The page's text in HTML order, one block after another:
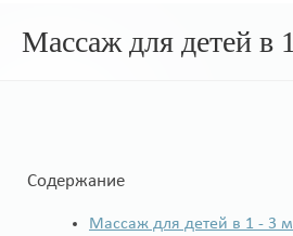
Массаж для детей в
Содержание
Массаж для детей в 1 - 3